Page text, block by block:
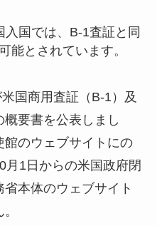
国では、B-1査証と同
能とされています。
国商用査証（B-1）及
要書を公表しまし
のウェブサイトにの
月1日からの米国政府閉
本体のウェブサイト